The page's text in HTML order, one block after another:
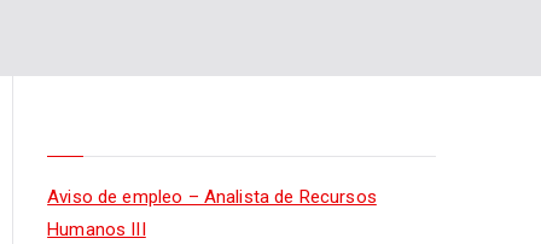
Aviso de empleo – Analista de Recursos
Humanos III